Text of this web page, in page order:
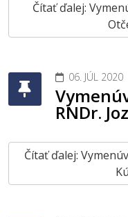
Čítať ďalej:
06. JÚL 2020
RNDr.
Čítať ďalej: